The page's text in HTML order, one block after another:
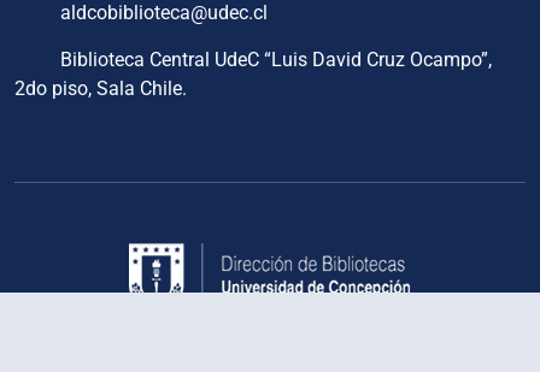
aldcobiblioteca@udec.cl
Biblioteca Central UdeC “Luis David Cruz Ocampo”,
2do piso, Sala Chile.